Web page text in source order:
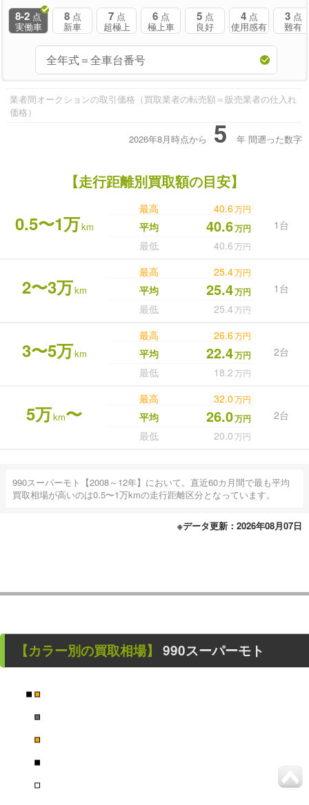
8-2 点
実働車
8 点
新車
7 点
超極上
6 点
極上車
5 点
良好
4 点
使用感有
3 点
難有
業者間オークションの取引価格（買取業者の転売額＝販売業者の仕入れ
価格）
2026年8月時点から 5 年 間遡った数字
【走行距離別買取額の目安】
0.5〜1万km
最高 40.6万円
1台
平均 40.6万円
最低 40.6万円
2〜3万km
最高 25.4万円
1台
平均 25.4万円
最低 25.4万円
3〜5万km
最高 26.6万円
2台
平均 22.4万円
最低 18.2万円
5万km〜
最高 32.0万円
2台
平均 26.0万円
最低 20.0万円
990スーパーモト【2008～12年】において。直近60カ月間で最も平均
買取相場が高いのは0.5〜1万kmの走行距離区分となっています。
※データ更新：2026年08月07日
【カラー別の買取相場】 990スーパーモト
■ ■
■
■
■
■